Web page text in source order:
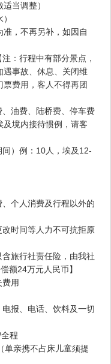
当调整）
，不再另补，如因自
遇事故、休息、关闭维
费用，客人不得再团
、油费、陆桥费、停车费
境内接待惯例，请客
额24万元人民币】
费用
程
单亲携不占床儿童须提